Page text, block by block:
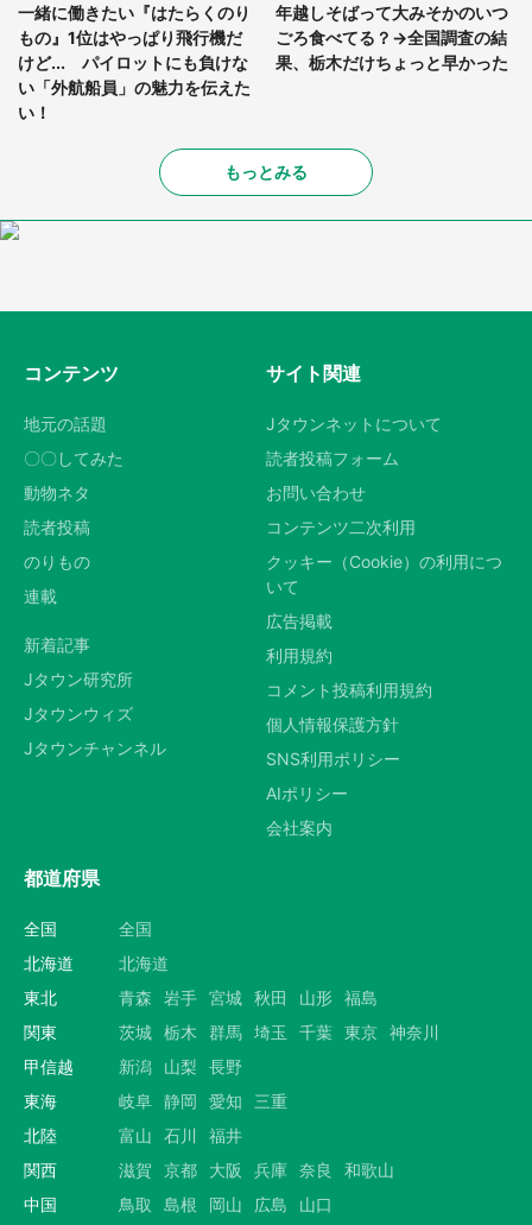
一緒に働きたい『はたらくのり
もの』1位はやっぱり飛行機だ
けど... パイロットにも負けな
い「外航船員」の魅力を伝えた
い！
年越しそばって大みそかのいつ
ごろ食べてる？→全国調査の結
果、栃木だけちょっと早かった
もっとみる
コンテンツ
地元の話題
〇〇してみた
動物ネタ
読者投稿
のりもの
連載
新着記事
Jタウン研究所
Jタウンウィズ
Jタウンチャンネル
サイト関連
Jタウンネットについて
読者投稿フォーム
お問い合わせ
コンテンツ二次利用
クッキー（Cookie）の利用につ
いて
広告掲載
利用規約
コメント投稿利用規約
個人情報保護方針
SNS利用ポリシー
AIポリシー
会社案内
都道府県
全国
全国
北海道
北海道
東北
青森 岩手 宮城 秋田 山形 福島
関東
茨城 栃木 群馬 埼玉 千葉 東京 神奈川
甲信越
新潟 山梨
長野
東海
岐阜 静岡 愛知
三重
北陸
富山 石川
福井
関西
滋賀 京都 大阪 兵庫 奈良
和歌山
中国
鳥取 島根 岡山 広島 山口